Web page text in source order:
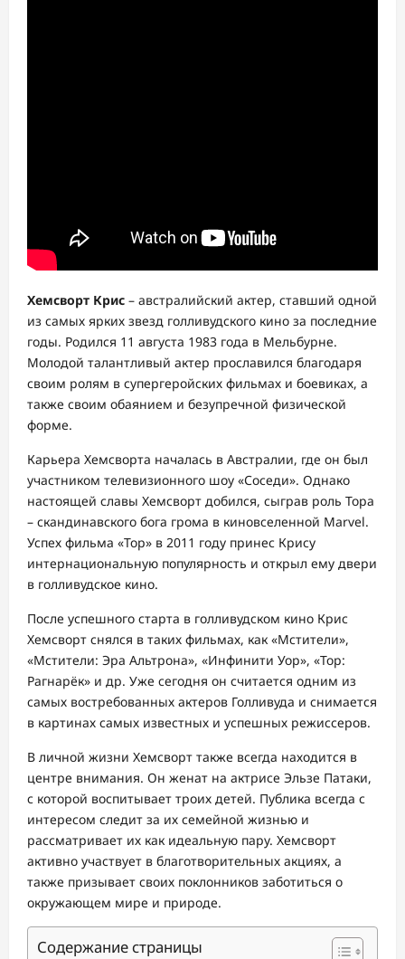
Хемсворт Крис – австралийский актер, ставший одной
из самых ярких звезд голливудского кино за последние
годы. Родился 11 августа 1983 года в Мельбурне.
Молодой талантливый актер прославился благодаря
своим ролям в супергеройских фильмах и боевиках, а
также своим обаянием и безупречной физической
форме.
Карьера Хемсворта началась в Австралии, где он был
участником телевизионного шоу «Соседи». Однако
настоящей славы Хемсворт добился, сыграв роль Тора
– скандинавского бога грома в киновселенной Marvel.
Успех фильма «Тор» в 2011 году принес Крису
интернациональную популярность и открыл ему двери
в голливудское кино.
После успешного старта в голливудском кино Крис
Хемсворт снялся в таких фильмах, как «Мстители»,
«Мстители: Эра Альтрона», «Инфинити Уор», «Тор:
Рагнарёк» и др. Уже сегодня он считается одним из
самых востребованных актеров Голливуда и снимается
в картинах самых известных и успешных режиссеров.
В личной жизни Хемсворт также всегда находится в
центре внимания. Он женат на актрисе Эльзе Патаки,
с которой воспитывает троих детей. Публика всегда с
интересом следит за их семейной жизнью и
рассматривает их как идеальную пару. Хемсворт
активно участвует в благотворительных акциях, а
также призывает своих поклонников заботиться о
окружающем мире и природе.
Содержание страницы